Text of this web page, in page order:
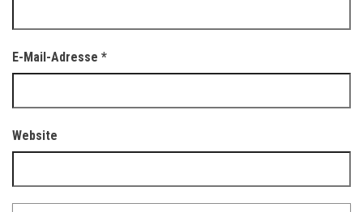
E-Mail-Adresse *
Website